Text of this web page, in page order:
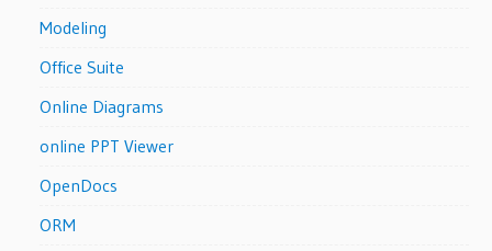
Modeling
Office Suite
Online Diagrams
online PPT Viewer
OpenDocs
ORM